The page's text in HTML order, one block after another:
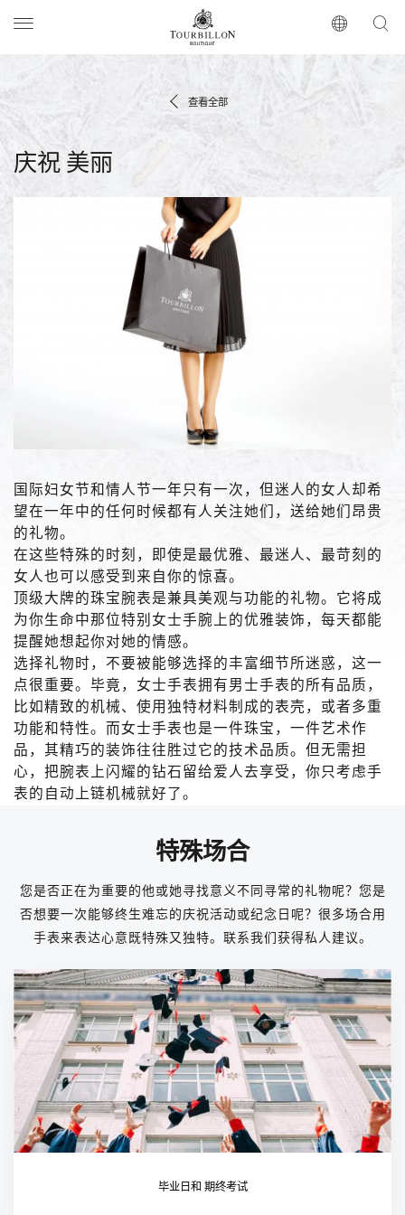
https://www.tourbillon.com/zh-hant
查看全部
庆祝 美丽
国际妇女节和情人节一年只有一次，但迷人的女人却希
望在一年中的任何时候都有人关注她们，送给她们昂贵
的礼物。
在这些特殊的时刻，即使是最优雅、最迷人、最苛刻的
女人也可以感受到来自你的惊喜。
顶级大牌的珠宝腕表是兼具美观与功能的礼物。它将成
为你生命中那位特别女士手腕上的优雅装饰，每天都能
提醒她想起你对她的情感。
选择礼物时，不要被能够选择的丰富细节所迷惑，这一
点很重要。毕竟，女士手表拥有男士手表的所有品质，
比如精致的机械、使用独特材料制成的表壳，或者多重
功能和特性。而女士手表也是一件珠宝，一件艺术作
品，其精巧的装饰往往胜过它的技术品质。但无需担
心，把腕表上闪耀的钻石留给爱人去享受，你只考虑手
表的自动上链机械就好了。
特殊场合
您是否正在为重要的他或她寻找意义不同寻常的礼物呢？您是
否想要一次能够终生难忘的庆祝活动或纪念日呢？很多场合用
手表来表达心意既特殊又独特。联系我们获得私人建议。
毕业日和 期终考试